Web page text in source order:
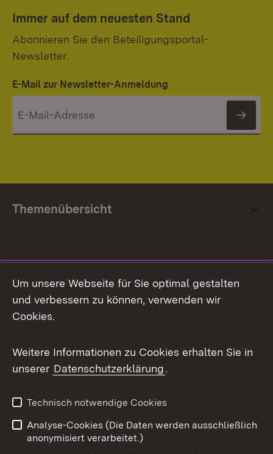
Immer auf dem neuesten Stand
Abonnieren Sie den Beteiligungsportal-
Newsletter.
E-Mail zur Newsletter-Anmeldung
Themenübersicht
Facebook
X / Twitter
Youtube
Impressum
Kontakt
Um unsere Webseite für Sie optimal gestalten
und verbessern zu können, verwenden wir
Cookies.
Weitere Informationen zu Cookies erhalten Sie in
unserer Datenschutzerklärung.
Technisch notwendige Cookies
Analyse-Cookies (Die Daten werden ausschließlich
anonymisiert verarbeitet.)